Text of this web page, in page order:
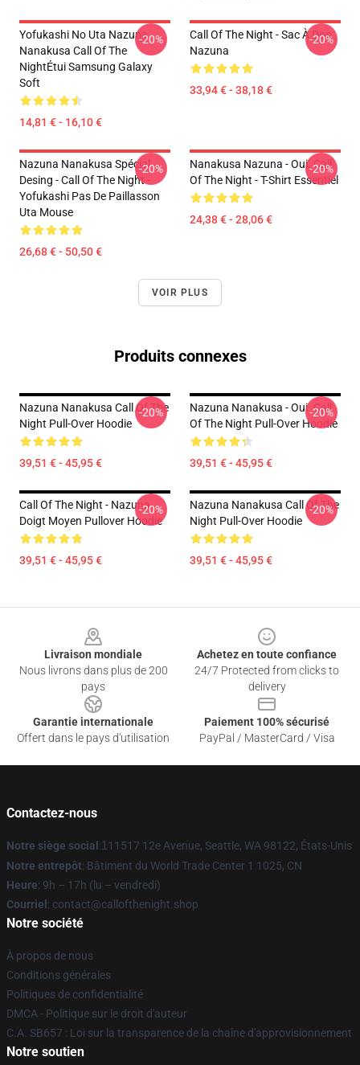
Yofukashi No Uta Nazuna
Nanakusa Call Of The
NightÉtui Samsung Galaxy
Soft
14,81 € - 16,10 €
-20%
Call Of The Night - Sac À Dos
Nazuna
33,94 € - 38,18 €
-20%
Nazuna Nanakusa Spécial
Desing - Call Of The Night -
Yofukashi Pas De Paillasson
Uta Mouse
26,68 € - 50,50 €
-20%
Nanakusa Nazuna - Oui. Call
Of The Night - T-Shirt Essentiel
24,38 € - 28,06 €
-20%
VOIR PLUS
Produits connexes
Nazuna Nanakusa Call Of The
Night Pull-Over Hoodie
39,51 € - 45,95 €
-20%
Nazuna Nanakusa - Oui. Call
Of The Night Pull-Over Hoodie
39,51 € - 45,95 €
-20%
Call Of The Night - Nazuna
Doigt Moyen Pullover Hoodie
39,51 € - 45,95 €
-20%
Nazuna Nanakusa Call Of The
Night Pull-Over Hoodie
39,51 € - 45,95 €
-20%
Livraison mondiale
Nous livrons dans plus de 200
pays
Achetez en toute confiance
24/7 Protected from clicks to
delivery
Garantie internationale
Offert dans le pays d'utilisation
Paiement 100% sécurisé
PayPal / MasterCard / Visa
Contactez-nous
Notre siège social :1 11517 12e Avenue, Seattle, WA 98122, États-Unis
Notre entrepôt: Bâtiment du World Trade Center 1 1025, CN
Heure: 9h – 17h (lu – vendredi)
Courriel : contact@callofthenight.shop
Notre société
À propos de nous
Conditions générales
Politiques de confidentialité
DMCA - Politique sur le droit d'auteur
C.A. SB657 : Loi sur la transparence de la chaîne d'approvisionnement
Notre soutien